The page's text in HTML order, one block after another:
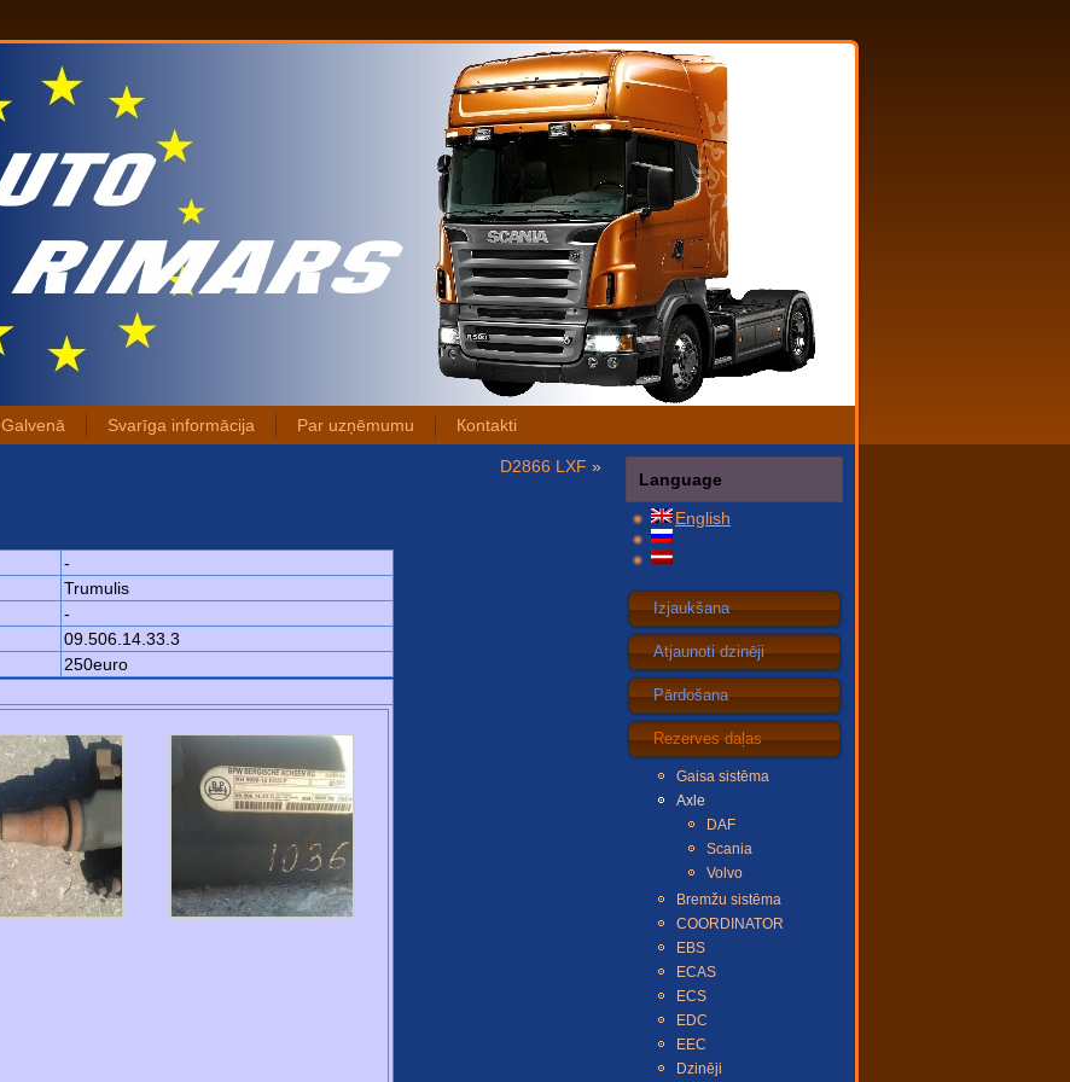
Galvenā Svarīga informācija Par uzņēmumu Коntakti
D2866 LXF »
-
Trumulis
-
09.506.14.33.3
250euro
Language
English
Izjaukšana
Atjaunoti dzinēji
Pārdošana
Rezerves daļas
Gaisa sistēma
Axle
DAF
Scania
Volvo
Bremžu sistēma
COORDINATOR
EBS
ECAS
ECS
EDC
EEC
Dzinēji